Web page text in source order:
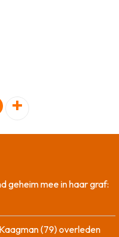
geheim mee in haar graf:
(79) overleden